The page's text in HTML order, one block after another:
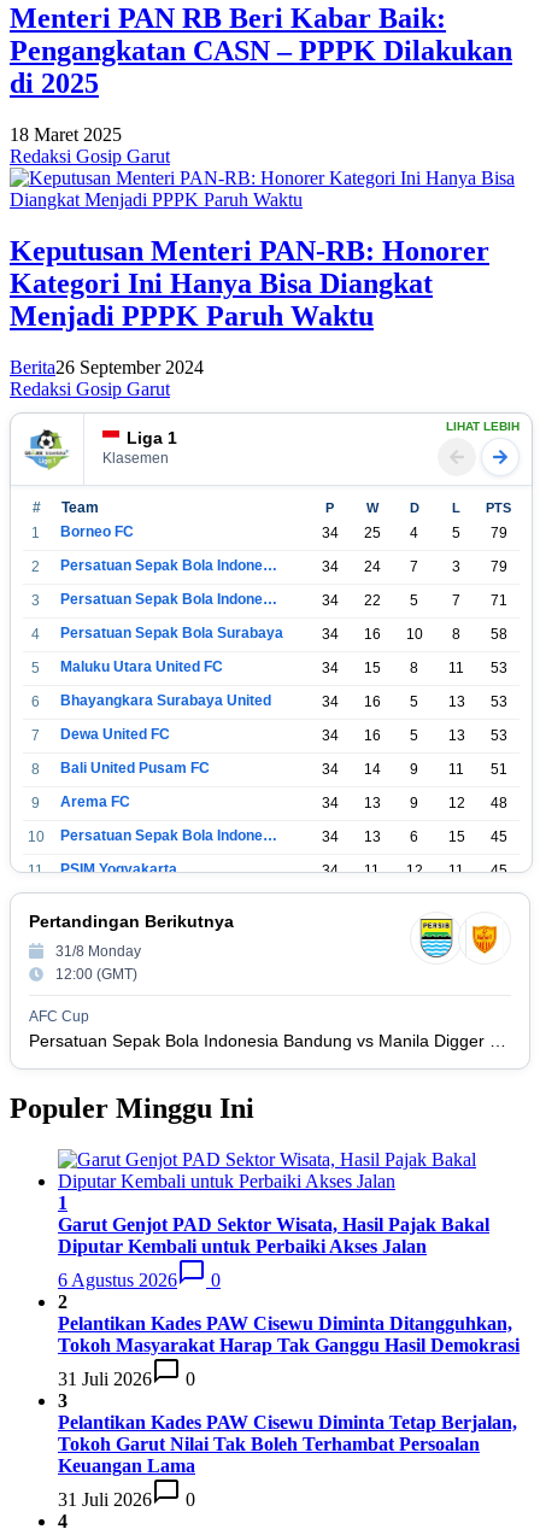
Menteri PAN RB Beri Kabar Baik:
Pengangkatan CASN – PPPK Dilakukan
di 2025
18 Maret 2025
Redaksi Gosip Garut
Keputusan Menteri PAN-RB: Honorer
Kategori Ini Hanya Bisa Diangkat
Menjadi PPPK Paruh Waktu
Berita26 September 2024
Redaksi Gosip Garut
Liga 1
Klasemen
LIHAT LEBIH
# Team P W D L PTS
1 Borneo FC 34 25 4 5
79
2
Persatuan Sepak Bola Indonesia Bandung 34 24 7 3
79
3
Persatuan Sepak Bola Indonesia Jakarta 34 22 5 7
71
4
Persatuan Sepak Bola Surabaya 34 16 10 8
58
5
Maluku Utara United FC 34 15 8 11
53
6
Bhayangkara Surabaya United 34 16 5 13
53
7
Dewa United FC 34 16 5 13
53
8
Bali United Pusam FC 34 14 9 11
51
9
Arema FC 34 13 9 12
48
10
Persatuan Sepak Bola Indonesia Tangerang 34 13 6 15
45
11
PSIM Yogyakarta 34 11 12 11
45
16
36
14
Madura United FC
16
Persis Solo 34 8 10 16
17
Semen Padang FC 34 5 5 24
20
18
Pertandingan Berikutnya
31/8 Monday
12:00 (GMT)
AFC Cup
Populer Minggu Ini
1
Garut Genjot PAD Sektor Wisata, Hasil Pajak Bakal
Diputar Kembali untuk Perbaiki Akses Jalan
6 Agustus 2026
0
2
Pelantikan Kades PAW Cisewu Diminta Ditangguhkan,
Tokoh Masyarakat Harap Tak Ganggu Hasil Demokrasi
31 Juli 2026
0
3
Pelantikan Kades PAW Cisewu Diminta Tetap Berjalan,
Tokoh Garut Nilai Tak Boleh Terhambat Persoalan
Keuangan Lama
31 Juli 2026
0
4